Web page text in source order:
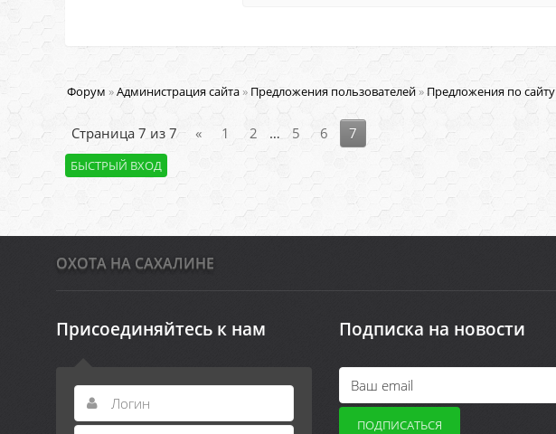
Форум »Администрация сайта » Предложения пользователей » Предложения по сайту
Страница 7 из 7 « 1 2 … 5 6
7
ОХОТА НА САХАЛИНЕ
Присоединяйтесь к нам Подписка на новости